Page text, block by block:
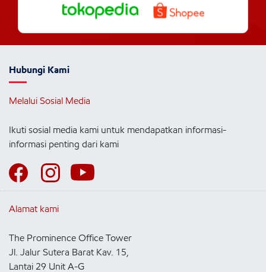
Hubungi Kami
Melalui Sosial Media
Ikuti sosial media kami untuk mendapatkan informasi-
informasi penting dari kami
Alamat kami
The Prominence Office Tower
Jl. Jalur Sutera Barat Kav. 15,
Lantai 29 Unit A-G